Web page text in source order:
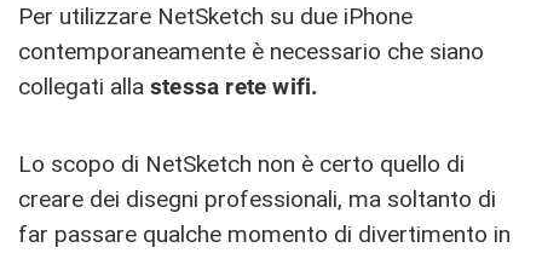
Per utilizzare NetSketch su due iPhone
contemporaneamente è necessario che siano
collegati alla stessa rete wifi.
Lo scopo di NetSketch non è certo quello di
creare dei disegni professionali, ma soltanto di
far passare qualche momento di divertimento in